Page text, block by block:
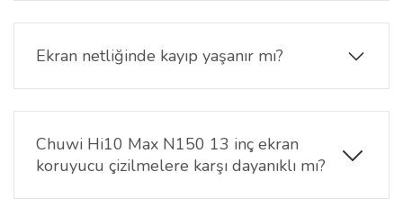
hassasiyet korunur; kaydırma, yazı yazma ve
uygulama geçişleri akıcı şekilde devam eder.
Ekran netliğinde kayıp yaşanır mı?
Yüksek şeffaf nano yapı, ekranın renk canlılığını ve
görüntü netliğini korur. Film veya oyun izlerken
kalite kaybı gözle görülür şekilde olmaz.
Chuwi Hi10 Max N150 13 inç ekran
koruyucu çizilmelere karşı dayanıklı mı?